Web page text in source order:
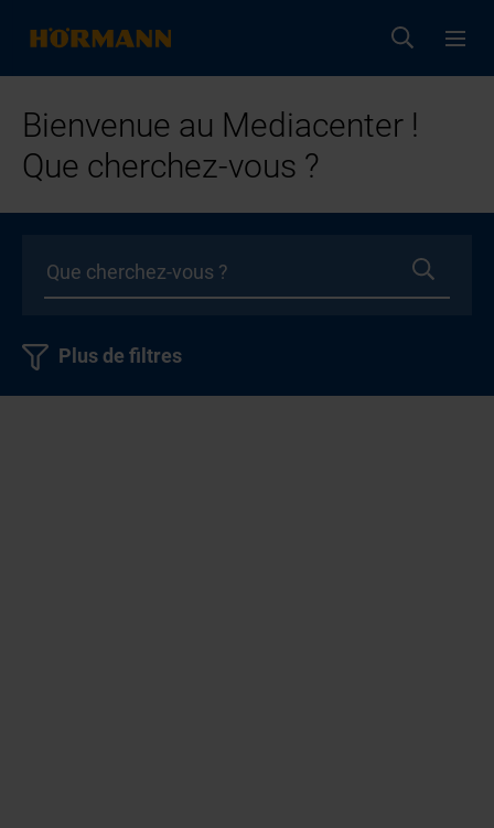
Bienvenue au Mediacenter !
Que cherchez-vous ?
Plus de filtres